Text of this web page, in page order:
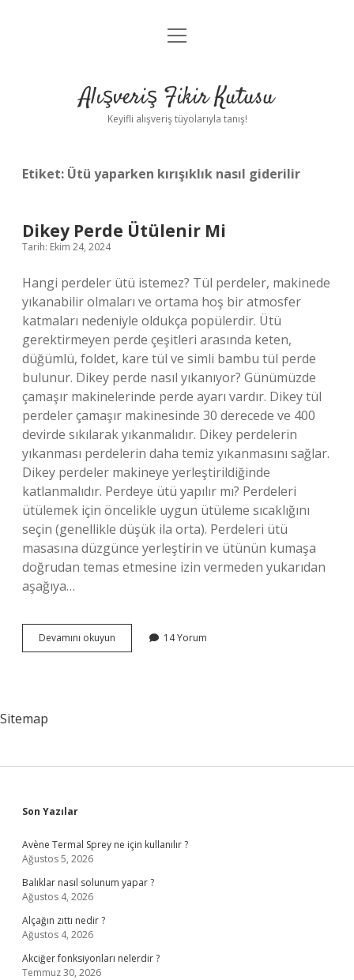
Anasayfa
Yasal Uyarı
menüyü
Alışveriş Fikir Kutusu
Keyifli alışveriş tüyolarıyla tanış!
Etiket: Ütü yaparken kırışıklık nasıl giderilir
Dikey Perde Ütülenir Mi
Tarih: Ekim 24, 2024
Hangi perdeler ütü istemez? Tül perdeler, makinede
yıkanabilir olmaları ve ortama hoş bir atmosfer
katmaları nedeniyle oldukça popülerdir. Ütü
gerektirmeyen perde çeşitleri arasında keten,
düğümlü, foldet, kare tül ve simli bambu tül perde
bulunur. Dikey perde nasıl yıkanıyor? Günümüzde
çamaşır makinelerinde perde ayarı vardır. Dikey tül
perdeler çamaşır makinesinde 30 derecede ve 400
devirde sıkılarak yıkanmalıdır. Dikey perdelerin
yıkanması perdelerin daha temiz yıkanmasını sağlar.
Dikey perdeler makineye yerleştirildiğinde
katlanmalıdır. Perdeye ütü yapılır mı? Perdeleri
ütülemek için öncelikle uygun ütüleme sıcaklığını
seçin (genellikle düşük ila orta). Perdeleri ütü
masasına düzgünce yerleştirin ve ütünün kumaşa
doğrudan temas etmesine izin vermeden yukarıdan
aşağıya…
Devamını okuyun
Perde
14 Yorum
Sitemap
Sidebar
Son Yazılar
Avène Termal Sprey ne için kullanılır ?
Ağustos 5, 2026
Balıklar nasıl solunum yapar ?
Ağustos 4, 2026
Alçağın zıttı nedir ?
Ağustos 4, 2026
Akciğer fonksiyonları nelerdir ?
Temmuz 30, 2026